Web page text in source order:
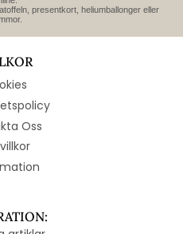
presentkort, heliumballonger eller
Oss